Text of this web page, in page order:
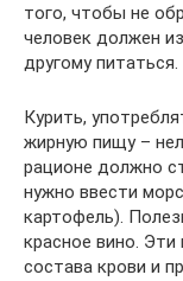
того, чтобы не
человек должен
другому питаться.
Курить,
жирную пищу –
рационе должно
нужно ввести
картофель).
красное вино.
состава крови и